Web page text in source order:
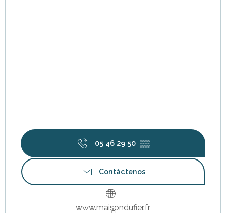
05 46 29 50 ▒▒
Contáctenos
www.maisondufier.fr